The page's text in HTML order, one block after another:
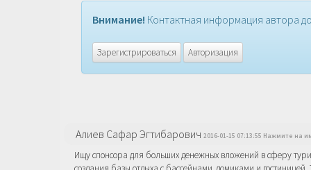
Внимание! Контактная информация автора
Зарегистрироваться Авторизация
Алиев Сафар Эгтибарович 2016-01-15 07:13:55 Нажмите на
Ищу спонсора для больших денежных вложений в сферу